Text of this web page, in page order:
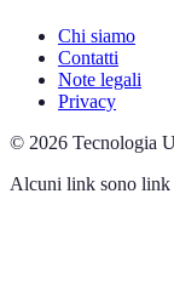
Chi siamo
Contatti
Note legali
Privacy
© 2026 Tecnologia
Alcuni link sono